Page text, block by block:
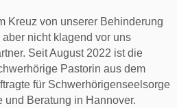
Kreuz von unserer Behinderung
nicht klagend vor uns
Seit August 2022 ist die
Pastorin aus dem
für Schwerhörigenseelsorge
und Beratung in Hannover.